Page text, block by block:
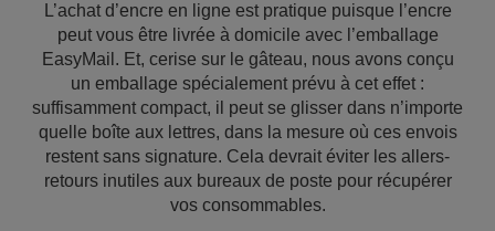
L’achat d’encre en ligne est pratique puisque l’encre
peut vous être livrée à domicile avec l’emballage
EasyMail. Et, cerise sur le gâteau, nous avons conçu
un emballage spécialement prévu à cet effet :
suffisamment compact, il peut se glisser dans n’importe
quelle boîte aux lettres, dans la mesure où ces envois
restent sans signature. Cela devrait éviter les allers-
retours inutiles aux bureaux de poste pour récupérer
vos consommables.